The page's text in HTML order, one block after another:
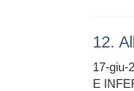
12.
17-giu-
E